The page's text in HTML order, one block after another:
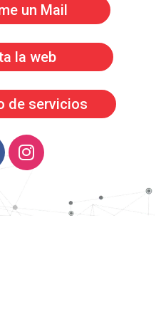
un Mail
la web
de servicios